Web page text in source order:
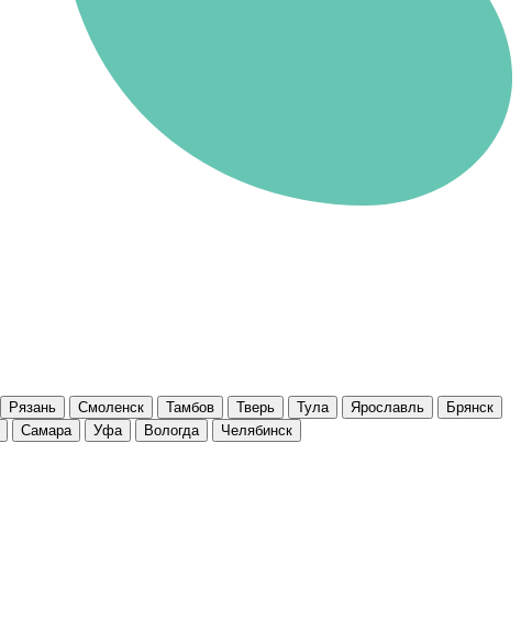
Рязань Смоленск Тамбов Тверь Тула Ярославль
Брянск
Самара Уфа Вологда Челябинск